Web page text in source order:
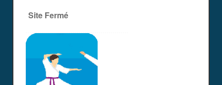
Site Fermé